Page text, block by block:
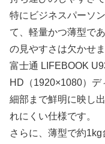
特にビジネスパーソ
て、軽量かつ薄型で
の見やすさは欠かせま
富士通 LIFEBOOK
HD（1920×1080）
細部まで鮮明に映し
れにくい仕様です。
さらに、薄型で約